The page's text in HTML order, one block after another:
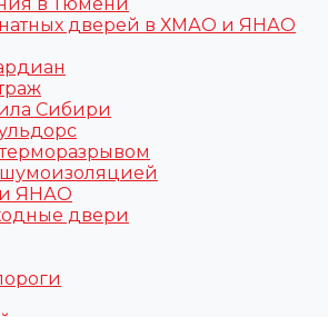
дверей в ХМАО и ЯНАО
Сибири
и ЯНАО
двери